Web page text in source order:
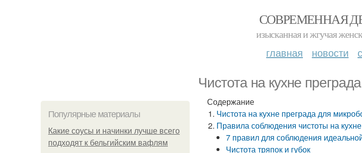
СОВРЕМЕННАЯ
изысканная и жгучая
главная новости
Чистота на кухне
Популярные материалы
Какие соусы и начинки лучше всего
подходят к бельгийским вафлям
Содержание
Чистота на кухне преграда для
Правила соблюдения чистоты на
7 правил для соблюдения
Чистота тряпок и губок